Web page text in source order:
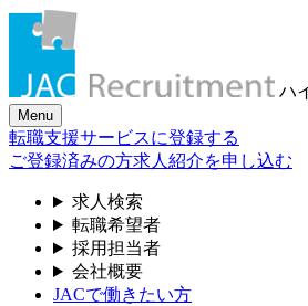
ハ
Menu
転職支援サービスに登録する
ご登録済みの方求人紹介を申し込む
求人検索
転職希望者
採用担当者
会社概要
JACで働きたい方